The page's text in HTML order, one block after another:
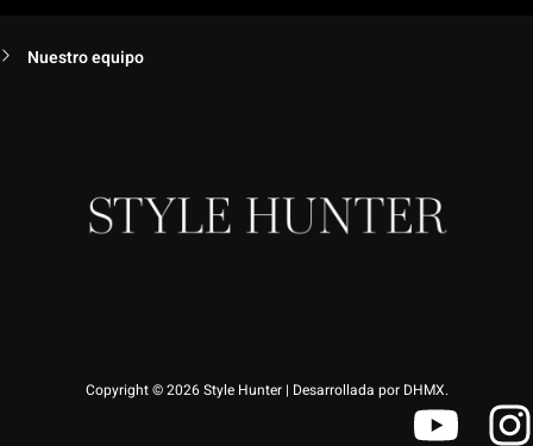
Nuestro equipo
Copyright © 2026 Style Hunter | Desarrollada por DHMX.Y I